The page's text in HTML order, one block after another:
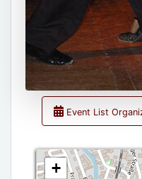
Event List
+